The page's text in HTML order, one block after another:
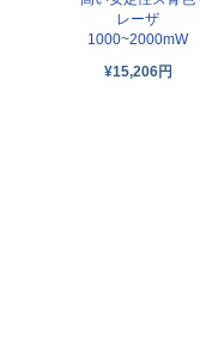
レーザ
1000~2000mW
¥15,206円